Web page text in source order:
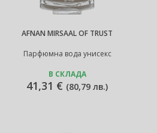
AFNAN MIRSAAL OF TRUST
Парфюмна вода унисекс
В СКЛАДА
41,31 € (80,79 лв.)